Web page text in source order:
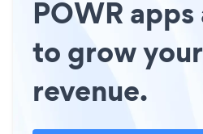
POWR
to grow
revenue.